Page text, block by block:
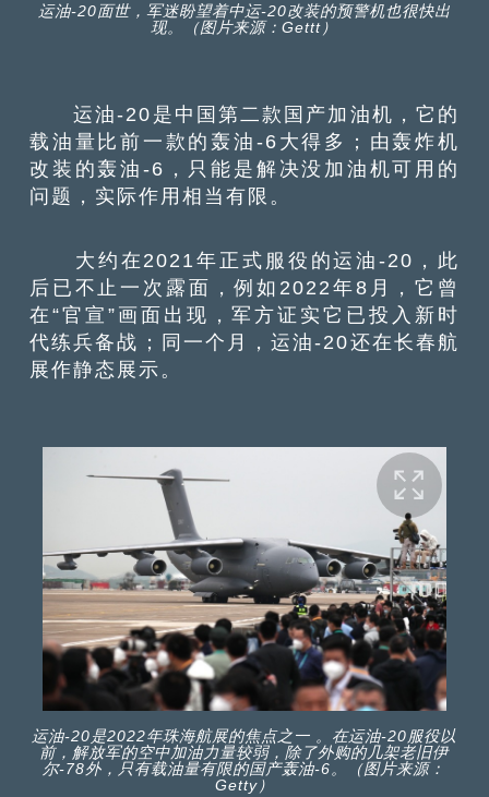
运油-20面世，军迷盼望着中运-20改装的预警机也很快出
现。（图片来源：Gettt）
运油-20是中国第二款国产加油机，它的
载油量比前一款的轰油-6大得多；由轰炸机
改装的轰油-6，只能是解决没加油机可用的
问题，实际作用相当有限。
大约在2021年正式服役的运油-20，此
后已不止一次露面，例如2022年8月，它曾
在“官宣”画面出现，军方证实它已投入新时
代练兵备战；同一个月，运油-20还在长春航
展作静态展示。
运油-20是2022年珠海航展的焦点之一 。在运油-20服役以
前，解放军的空中加油力量较弱，除了外购的几架老旧伊
尔-78外，只有载油量有限的国产轰油-6。（图片来源：
Getty）